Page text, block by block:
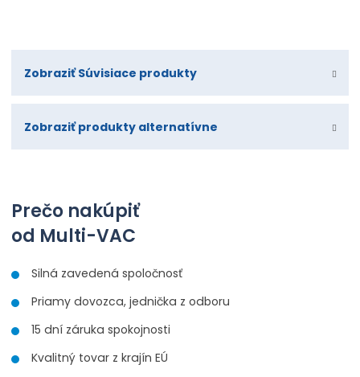
Zobraziť Súvisiace produkty
Zobraziť produkty alternatívne
Prečo nakúpiť
od Multi-VAC
Silná zavedená spoločnosť
Priamy dovozca, jednička z odboru
15 dní záruka spokojnosti
Kvalitný tovar z krajín EÚ